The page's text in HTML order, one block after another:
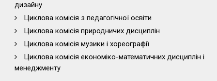
дизайну
Циклова комісія з педагогічної освіти
Циклова комісія природничих дисциплін
Циклова комісія музики і хореографії
Циклова комісія економіко-математичних дисциплін і
менеджменту